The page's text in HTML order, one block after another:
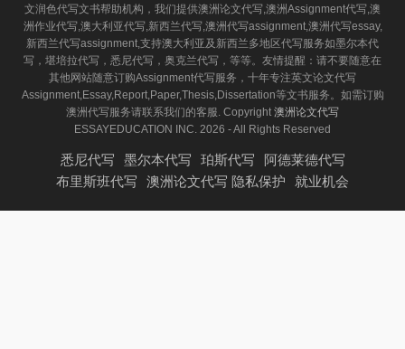
文润色代写文书帮助机构，我们提供澳洲论文代写,澳洲Assignment代写,澳
洲作业代写,澳大利亚代写,新西兰代写,澳洲代写assignment,澳洲代写essay,
新西兰代写assignment,支持澳大利亚及新西兰多地区代写服务如墨尔本代
写，堪培拉代写，悉尼代写，奥克兰代写，等等。友情提醒：请不要随意在
其他网站随意订购Assignment代写服务，十年专注英文论文代写
Assignment,Essay,Report,Paper,Thesis,Dissertation等文书服务。如需订购
澳洲代写服务请联系我们的客服. Copyright 澳洲论文代写
ESSAYEDUCATION INC. 2026 - All Rights Reserved
悉尼代写 墨尔本代写 珀斯代写
阿德莱德代写
布里斯班代写
澳洲论文代写 隐私保护 就业机会